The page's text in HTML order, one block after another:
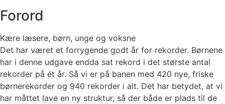
Forord
Kære læsere, børn, unge og voksne
Det har været et forrygende godt år for rekorder. Børnene
har i denne udgave endda sat rekord i det største antal
rekorder på ét år. Så vi er på banen med 420 nye, friske
børnerekorder og 940 rekorder i alt. Det har betydet, at vi
har måttet lave en ny struktur, så der både er plads til de